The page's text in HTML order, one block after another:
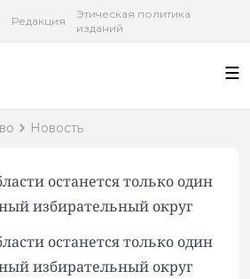
Редакция
Этическая политика
изданий
Новость
останется только один
избирательный округ
останется только один
избирательный округ